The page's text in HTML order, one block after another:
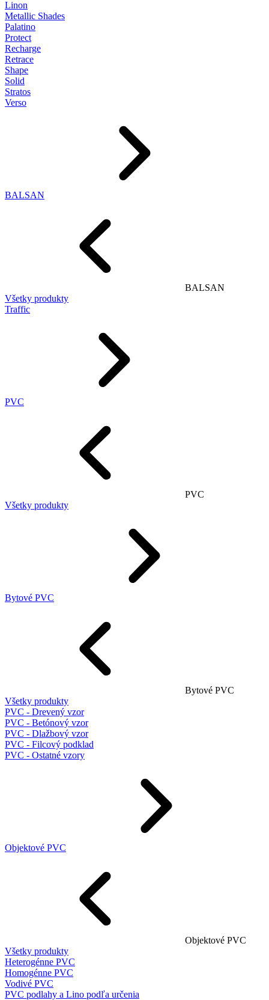
Linon
Metallic Shades
Palatino
Protect
Recharge
Retrace
Shape
Solid
Stratos
Verso
BALSAN
BALSAN
Všetky produkty
Traffic
PVC
PVC
Všetky produkty
Bytové PVC
Bytové PVC
Všetky produkty
PVC - Drevený vzor
PVC - Betónový vzor
PVC - Dlažbový vzor
PVC - Filcový podklad
PVC - Ostatné vzory
Objektové PVC
Objektové PVC
Všetky produkty
Heterogénne PVC
Homogénne PVC
Vodivé PVC
PVC podlahy a Lino podľa určenia